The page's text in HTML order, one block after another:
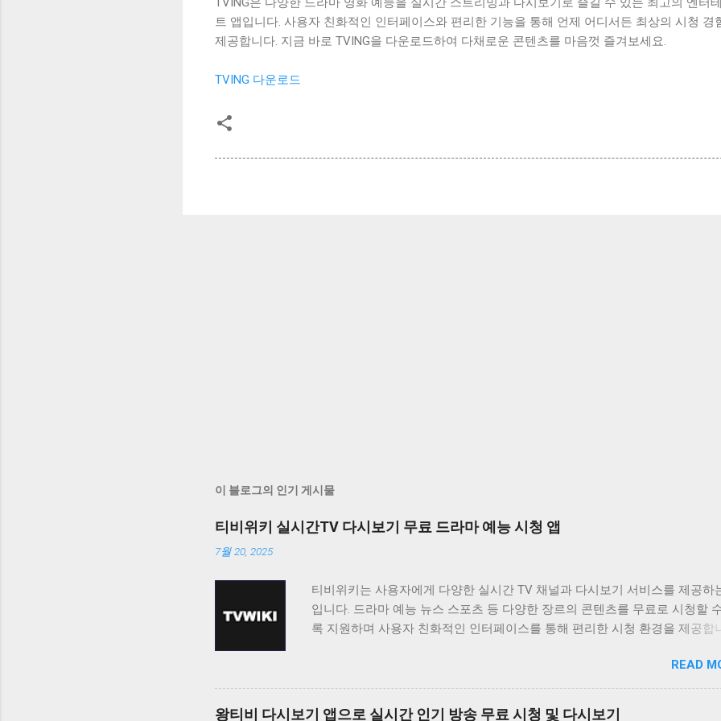
트 앱입니다. 사용자 친화적인 인터페이스와 편리한 기능을 통해 언제 어디서든 최상의 시청 경
제공합니다. 지금 바로 TVING을 다운로드하여 다채로운 콘텐츠를 마음껏 즐겨보세요.
TVING 다운로드
이 블로그의 인기 게시물
티비위키 실시간TV 다시보기 무료 드라마 예능 시청 앱
7월 20, 2025
티비위키는 사용자에게 다양한 실시간 TV 채널과 다시보기 서비스를 제공하
입니다. 드라마 예능 뉴스 스포츠 등 다양한 장르의 콘텐츠를 무료로 시청할
록 지원하며 사용자 친화적인 인터페이스를 통해 편리한 시청 환경을 제공합
보고 싶은 채널을 시청하고 싶은 사용자에게 유용한 앱입니다. 다양한 콘텐츠
료로 제공하며 사용자 편의성을 높인 기능들을 통해 사용자 만족도를 높이고
니다. 티비위키는 사용자가 원하는 콘텐츠를 쉽게 찾고 시청할 수 있도록 다양
READ
왕티비 다시보기 앱으로 실시간 인기 방송 무료 시청 및 다시보기